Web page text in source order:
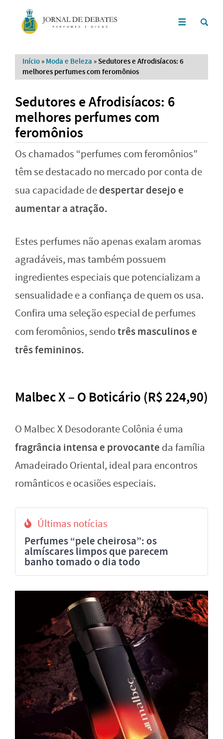
Início » Moda e Beleza » Sedutores e Afrodisíacos: 6
melhores perfumes com feromônios
Sedutores e Afrodisíacos: 6
melhores perfumes com
feromônios
Os chamados “perfumes com feromônios”
têm se destacado no mercado por conta de
sua capacidade dedespertar desejo e
aumentar a atração.
Estes perfumes não apenas exalam aromas
agradáveis, mas também possuem
ingredientes especiais que potencializam a
sensualidade e a confiança de quem os usa.
Confira uma seleção especial de perfumes
com feromônios, sendotrês masculinos e
três femininos.
Malbec X – O Boticário (R$ 224,90)
O Malbec X Desodorante Colônia é uma
fragrância intensa e provocante da família
Amadeirado Oriental, ideal para encontros
românticos e ocasiões especiais.
Últimas notícias
Perfumes “pele cheirosa”: os
almíscares limpos que parecem
banho tomado o dia todo